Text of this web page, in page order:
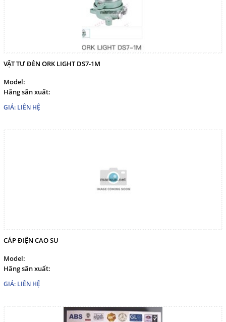
VẬT TƯ ĐÈN ORK LIGHT DS7-1M
Model:
Hãng sãn xuất:
GIÁ: LIÊN HỆ
CÁP ĐIỆN CAO SU
Model:
Hãng sãn xuất:
GIÁ: LIÊN HỆ